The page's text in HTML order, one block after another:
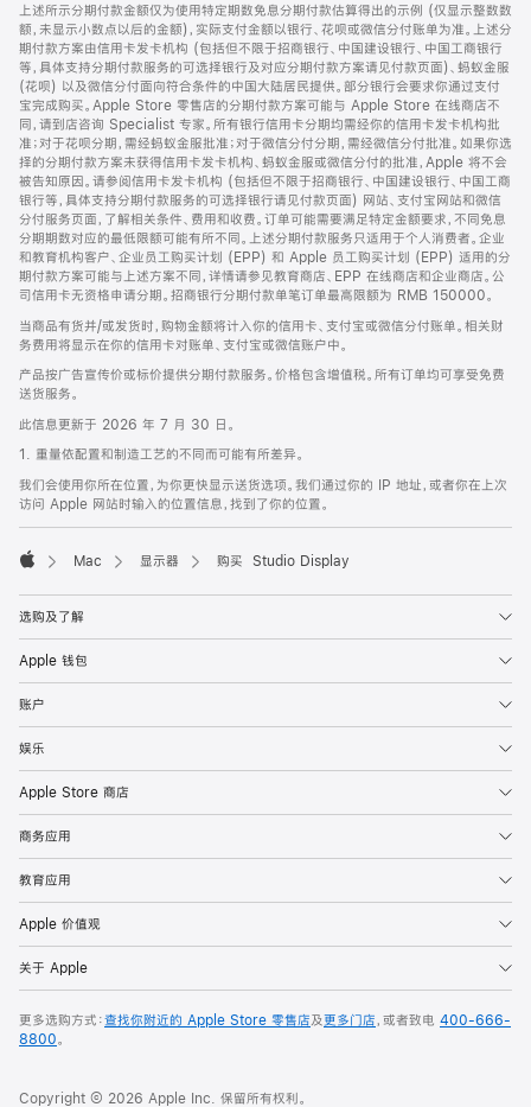
脚
上述所示分期付款金额仅为使用特定期数免息分期付款估算得出的示例 (仅显示整数数
额，未显示小数点以后的金额)，实际支付金额以银行、花呗或微信分付账单为准。上述分
期付款方案由信用卡发卡机构 (包括但不限于招商银行、中国建设银行、中国工商银行
等，具体支持分期付款服务的可选择银行及对应分期付款方案请见付款页面)、蚂蚁金服
(花呗) 以及微信分付面向符合条件的中国大陆居民提供。部分银行会要求你通过支付
宝完成购买。Apple Store 零售店的分期付款方案可能与 Apple Store 在线商店不
同，请到店咨询 Specialist 专家。所有银行信用卡分期均需经你的信用卡发卡机构批
准；对于花呗分期，需经蚂蚁金服批准；对于微信分付分期，需经微信分付批准。如果你选
择的分期付款方案未获得信用卡发卡机构、蚂蚁金服或微信分付的批准，Apple 将不会
被告知原因。请参阅信用卡发卡机构 (包括但不限于招商银行、中国建设银行、中国工商
银行等，具体支持分期付款服务的可选择银行请见付款页面) 网站、支付宝网站和微信
分付服务页面，了解相关条件、费用和收费。订单可能需要满足特定金额要求，不同免息
分期期数对应的最低限额可能有所不同。上述分期付款服务只适用于个人消费者。企业
和教育机构客户、企业员工购买计划 (EPP) 和 Apple 员工购买计划 (EPP) 适用的分
期付款方案可能与上述方案不同，详情请参见教育商店、EPP 在线商店和企业商店。公
司信用卡无资格申请分期。招商银行分期付款单笔订单最高限额为 RMB 150000。
当商品有货并/或发货时，购物金额将计入你的信用卡、支付宝或微信分付账单。相关财
务费用将显示在你的信用卡对账单、支付宝或微信账户中。
产品按广告宣传价或标价提供分期付款服务。价格包含增值税。所有订单均可享受免费
送货服务。
此信息更新于 2026 年 7 月 30 日。
1. 重量依配置和制造工艺的不同而可能有所差异。
我们会使用你所在位置，为你更快显示送货选项。我们通过你的 IP 地址，或者你在上次
访问 Apple 网站时输入的位置信息，找到了你的位置。
Mac 显示器 购买 Studio Display
选购及了解
Apple 钱包
账户
娱乐
Apple Store 商店
商务应用
教育应用
Apple 价值观
关于 Apple
更多选购方式：查找你附近的 Apple Store 零售店及更多门店，或者致电 400-666-
8800。
Copyright © 2026 Apple Inc. 保留所有权利。